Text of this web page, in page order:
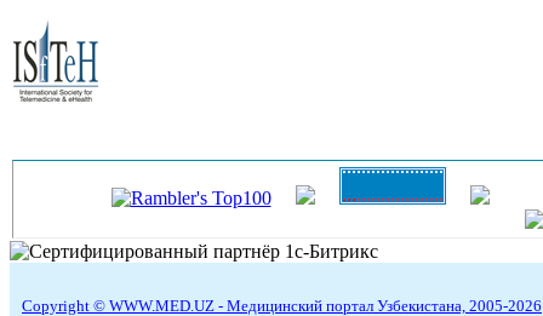
Copyright © WWW.MED.UZ - Медицинский портал Узбекистана, 2005-2026